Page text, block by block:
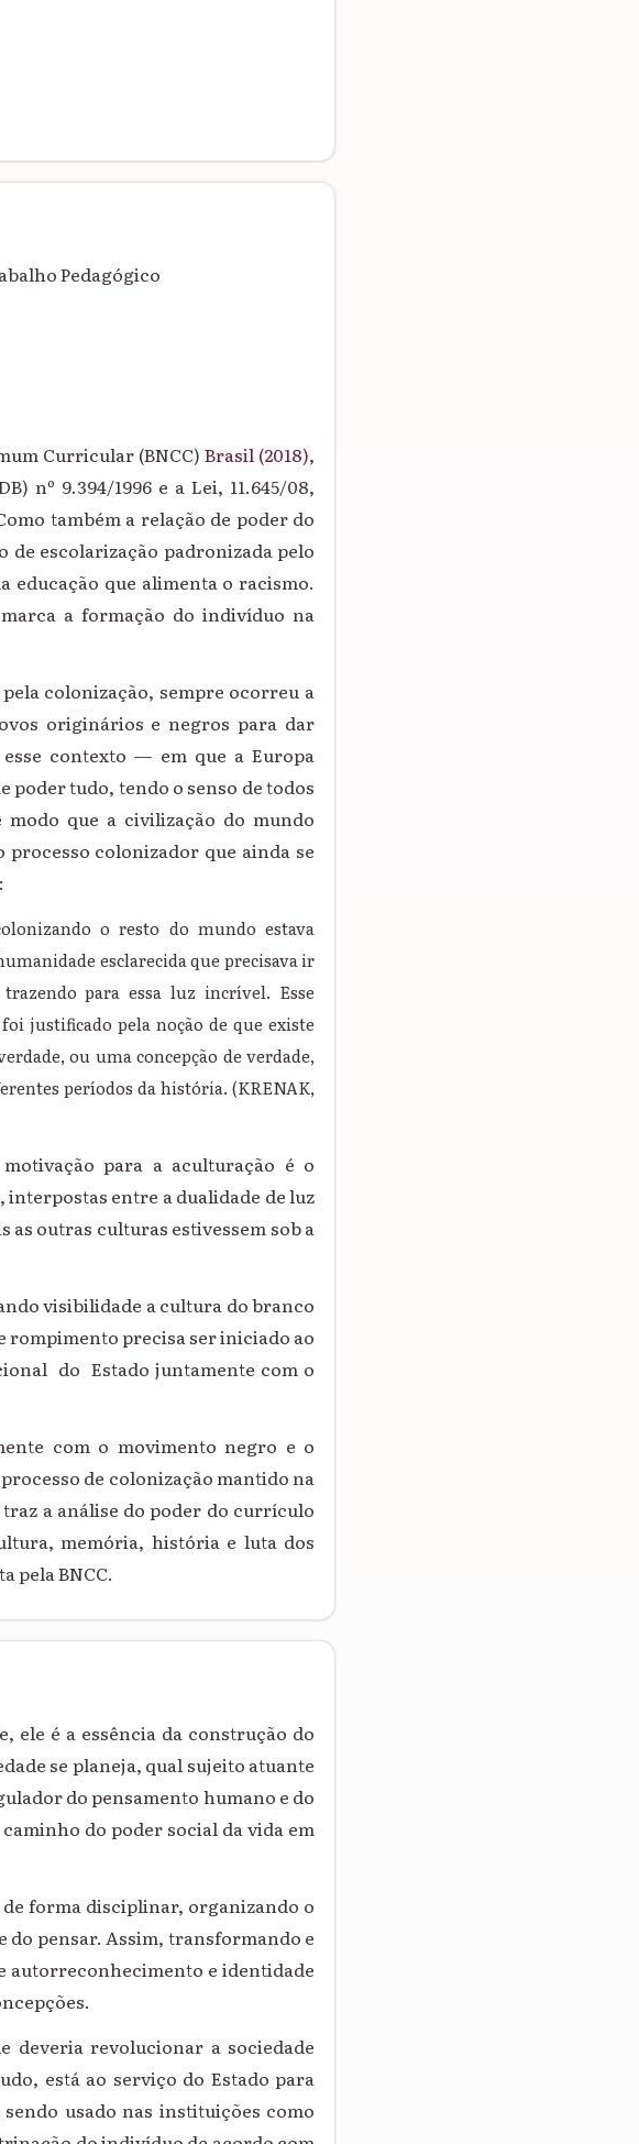
Pedagógico
Curricular (BNCC) Brasil (2018),
nº 9.394/1996 e a Lei, 11.645/08,
também a relação de poder do
escolarização padronizada pelo
que alimenta o racismo.
a formação do indivíduo na
colonização, sempre ocorreu a
originários e negros para dar
contexto — em que a Europa
poder tudo, tendo o senso de todos
modo que a civilização do mundo
colonizador que ainda se
o resto do mundo estava
esclarecida que precisava ir
para essa luz incrível. Esse
justificado pela noção de que existe
ou uma concepção de verdade,
períodos da história. (KRENAK,
para a aculturação é o
entre a dualidade de luz
as outras culturas estivessem sob a
visibilidade a cultura do branco
rompimento precisa ser iniciado ao
do Estado juntamente com o
com o movimento negro e o
de colonização mantido na
a análise do poder do currículo
memória, história e luta dos
pela BNCC.
ele é a essência da construção do
se planeja, qual sujeito atuante
do pensamento humano e do
do poder social da vida em
de forma disciplinar, organizando o
pensar. Assim, transformando e
autorreconhecimento e identidade
deveria revolucionar a sociedade
está ao serviço do Estado para
usado nas instituições como